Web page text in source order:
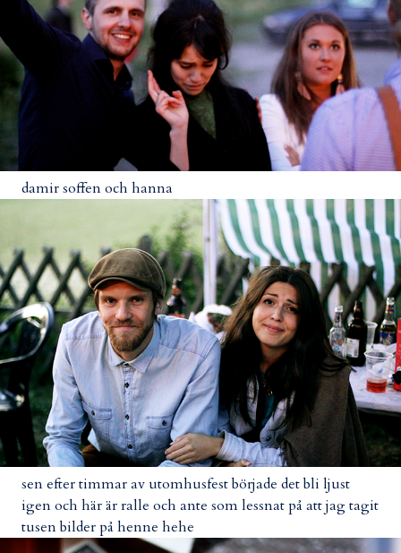
damir soffen och hanna
sen efter timmar av utomhusfest började det bli ljust
igen och här är ralle och ante som lessnat på att jag tagit
tusen bilder på henne hehe